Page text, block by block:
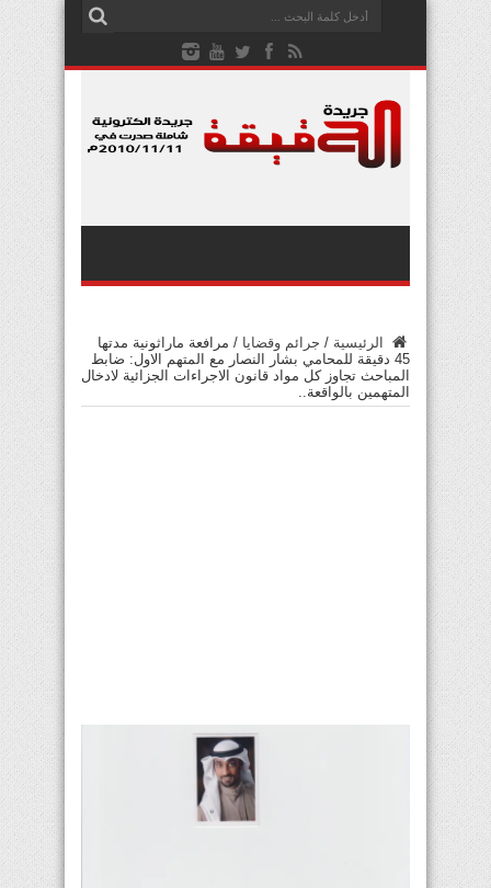
الرئيسية / جرائم وقضايا / مرافعة ماراثونية مدتها
45 دقيقة للمحامي بشار النصار مع المتهم الاول: ضابط
المباحث تجاوز كل مواد قانون الاجراءات الجزائية لادخال
المتهمين بالواقعة..